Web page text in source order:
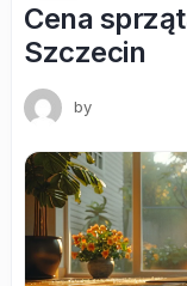
Cena
Szczecin
by